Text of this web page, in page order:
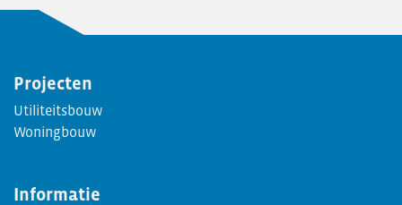
Projecten
Utiliteitsbouw
Woningbouw
Informatie